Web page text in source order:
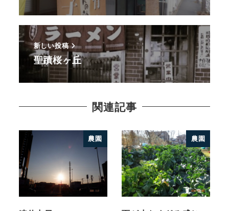
新しい投稿
聖蹟桜ヶ丘
関連記事
農園 農園